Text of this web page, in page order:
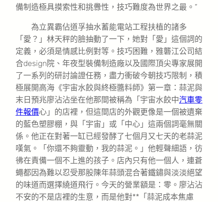
備制造極具摸索性和挑釁性，技巧難度為世界之最。”
為立異霸佔道孚抽水蓄能電站工程扶植的諸多
「愛？」林天秤的臉抽動了一下，她對「愛」這個詞的
定義，必須是情感比例對等。技巧困難，雅礱江公司結
合design院、年夜型裝備制造廠以及國際頂尖專家展開
了一系列的研討論證任務，盡力衝破今朝技巧限制，積
極展開高海《宇宙水餃與終極醬料師》第一章：蒜泥與
末日預兆廖沾沾坐在他那間被稱為「宇宙水餃中汽車零
件報價心」的店裡，但這間店的外觀更像是一個被遺棄
的藍色塑膠棚，與「宇宙」或「中心」這兩個詞毫無關
係。他正在對著一缸已經發酵了七個月又七天的老蒜泥
嘆氣。「你還不夠靈動，我的蒜泥。」他輕聲細語，彷
彿在責備一個不上進的孩子。店內只有他一個人，連蒼
蠅都因為難以忍受那股陳年蒜頭混合著鐵鏽與淡淡絕望
的味道而選擇繞道飛行。今天的營業額是：零。廖沾沾
不安的不是店裡的生意，而是他對**「蒜泥成本焦慮